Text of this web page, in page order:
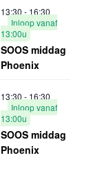
13:30 - 16:30
Inloop vanaf
13:00u
SOOS middag
Phoenix
13:30 - 16:30
Inloop vanaf
13:00u
SOOS middag
Phoenix